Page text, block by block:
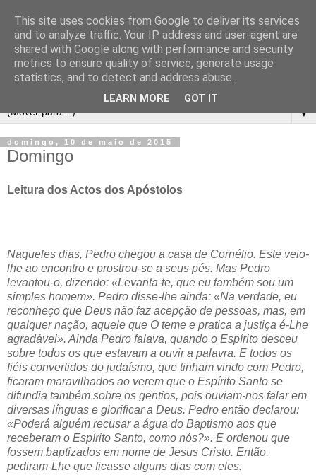
▼
domingo, 10 de maio de 2015
Domingo
Leitura dos Actos dos Apóstolos
Naqueles dias, Pedro chegou a casa de Cornélio. Este veio-
lhe ao encontro e prostrou-se a seus pés. Mas Pedro
levantou-o, dizendo: «Levanta-te, que eu também sou um
simples homem». Pedro disse-lhe ainda: «Na verdade, eu
reconheço que Deus não faz acepção de pessoas, mas, em
qualquer nação, aquele que O teme e pratica a justiça é-Lhe
agradável». Ainda Pedro falava, quando o Espírito desceu
sobre todos os que estavam a ouvir a palavra. E todos os
fiéis convertidos do judaísmo, que tinham vindo com Pedro,
ficaram maravilhados ao verem que o Espírito Santo se
difundia também sobre os gentios, pois ouviam-nos falar em
diversas línguas e glorificar a Deus. Pedro então declarou:
«Poderá alguém recusar a água do Baptismo aos que
receberam o Espírito Santo, como nós?». E ordenou que
fossem baptizados em nome de Jesus Cristo. Então,
pediram-Lhe que ficasse alguns dias com eles.
This site uses cookies from Google to deliver its services
and to analyze traffic. Your IP address and user-agent are
shared with Google along with performance and security
metrics to ensure quality of service, generate usage
statistics, and to detect and address abuse.
LEARN MORE GOT IT